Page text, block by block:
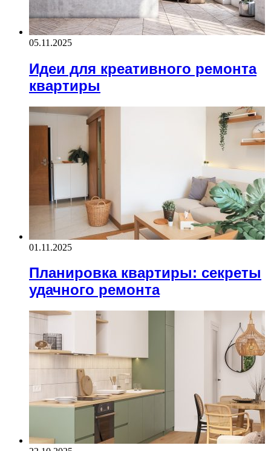
05.11.2025
Идеи для креативного ремонта
квартиры
01.11.2025
Планировка квартиры: секреты
удачного ремонта